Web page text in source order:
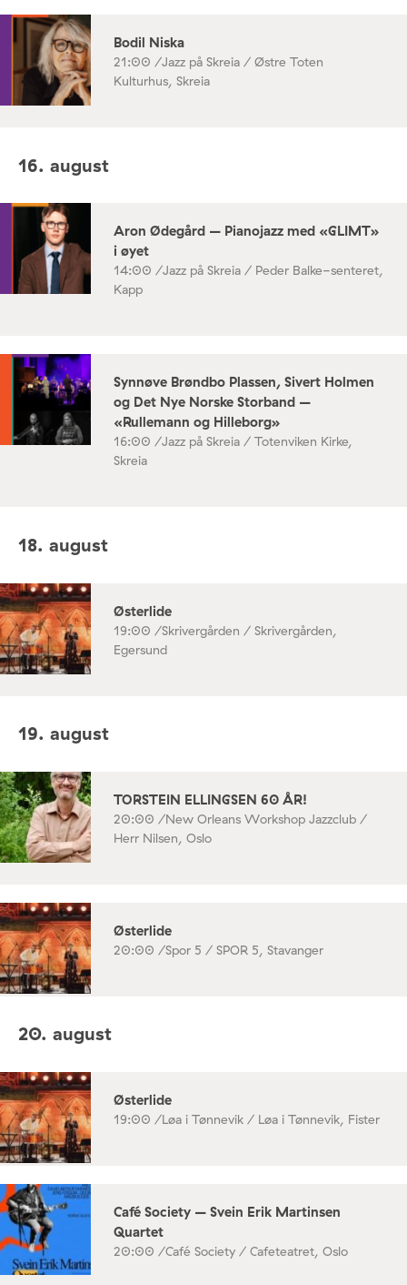
Bodil Niska
21:00 /Jazz på Skreia / Østre Toten
Kulturhus, Skreia
16. august
Aron Ødegård – Pianojazz med «GLIMT»
i øyet
14:00 /Jazz på Skreia / Peder Balke-senteret,
Kapp
Synnøve Brøndbo Plassen, Sivert Holmen
og Det Nye Norske Storband –
«Rullemann og Hilleborg»
16:00 /Jazz på Skreia / Totenviken Kirke,
Skreia
18. august
Østerlide
19:00 /Skrivergården / Skrivergården,
Egersund
19. august
TORSTEIN ELLINGSEN 60 ÅR!
20:00 /New Orleans Workshop Jazzclub /
Herr Nilsen, Oslo
Østerlide
20:00 /Spor 5 / SPOR 5, Stavanger
20. august
Østerlide
19:00 /Løa i Tønnevik / Løa i Tønnevik, Fister
Café Society – Svein Erik Martinsen
Quartet
20:00 /Café Society / Cafeteatret, Oslo